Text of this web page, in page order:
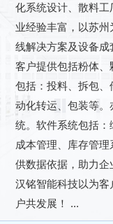
化系统设计、散料
业经验丰富，以苏
线解决方案及设备
客户提供包括粉体
包括：投料、拆包
动化转运、包装等
统。软件系统包括：
成本管理、库存管
供数据依据，助力企
汉铭智能科技以为
户共发展！ ...